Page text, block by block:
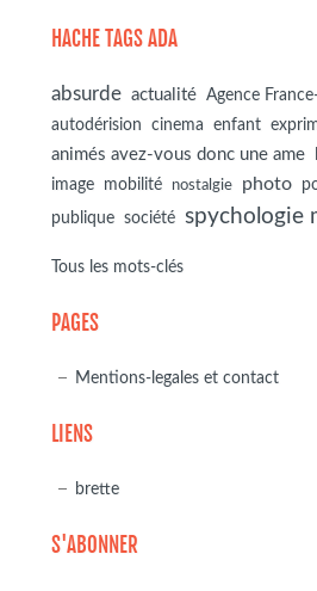
HACHE TAGS ADA
absurde actualité Agence
autodérision cinema enfant
animés avez-vous donc une ame
image mobilité nostalgie photo
publique
société spychologie
Tous les mots-clés
PAGES
Mentions-legales et contact
LIENS
brette
S'ABONNER